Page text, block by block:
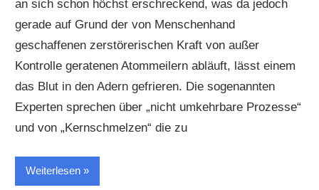
an sich schon höchst erschreckend, was da jedoch
gerade auf Grund der von Menschenhand
geschaffenen zerstörerischen Kraft von außer
Kontrolle geratenen Atommeilern abläuft, lässt einem
das Blut in den Adern gefrieren. Die sogenannten
Experten sprechen über „nicht umkehrbare Prozesse“
und von „Kernschmelzen“ die zu
Weiterlesen